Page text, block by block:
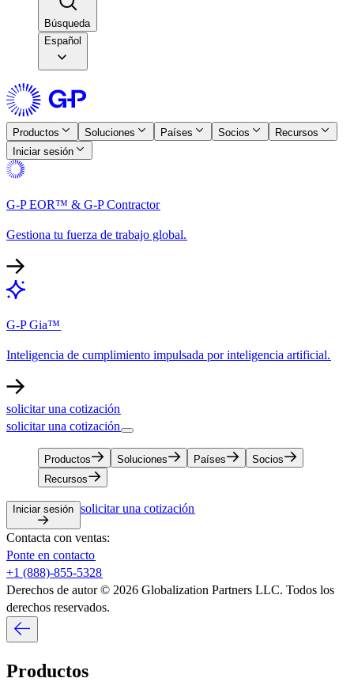
Búsqueda​​
Español
Productos​​ Soluciones​​ Países​​ Socios​​
Recursos​​
Iniciar sesión​​
G-P EOR™ & G-P Contractor​​
Gestiona tu fuerza de trabajo global.​​
G-P Gia™​​
Inteligencia de cumplimiento impulsada por inteligencia artificial.​​
solicitar una cotización​​
solicitar una cotización​​
Productos​​ Soluciones​​ Países​​
Socios​​
Recursos​​
Iniciar sesión​​ solicitar una cotización​​
Contacta con ventas:​​
Ponte en contacto​​
+1 (888)-855-5328​​
Derechos de autor © 2026 Globalization Partners LLC. Todos los
derechos reservados.​​
Productos​​